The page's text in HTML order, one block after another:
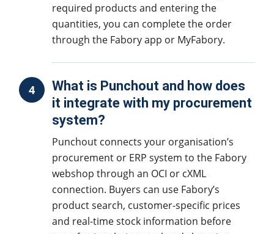
required products and entering the
quantities, you can complete the order
through the Fabory app or MyFabory.
4
What is Punchout and how does
it integrate with my procurement
system?
Punchout connects your organisation’s
procurement or ERP system to the Fabory
webshop through an OCI or cXML
connection. Buyers can use Fabory’s
product search, customer-specific prices
and real-time stock information before